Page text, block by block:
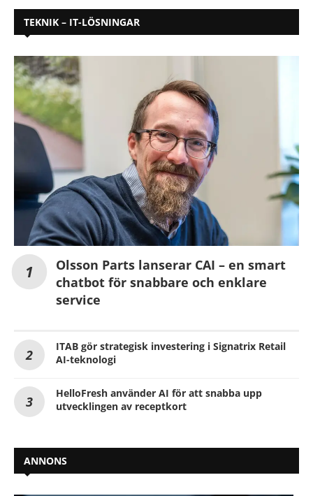
TEKNIK – IT-LÖSNINGAR
Olsson Parts lanserar CAI – en smart
chatbot för snabbare och enklare
service
ITAB gör strategisk investering i Signatrix Retail
AI-teknologi
HelloFresh använder AI för att snabba upp
utvecklingen av receptkort
ANNONS